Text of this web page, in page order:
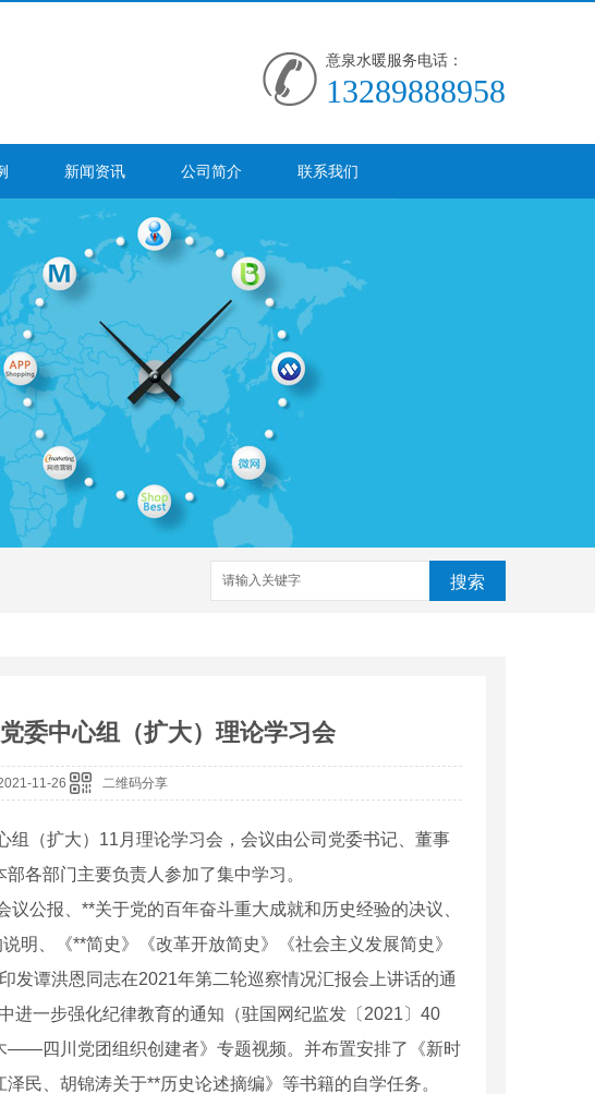
意泉水暖服务电话：
13289888958
新闻资讯 公司简介 联系我们
搜索
委中心组（扩大）理论学习会
11-26 二维码分享
（扩大）11月理论学习会，会议由公司党委书记、董事
各部门主要负责人参加了集中学习。
公报、**关于党的百年奋斗重大成就和历史经验的决议、
明、《**简史》《改革开放简史》《社会主义发展简史》
发谭洪恩同志在2021年第二轮巡察情况汇报会上讲话的通
进一步强化纪律教育的通知（驻国网纪监发〔2021〕40
——四川党团组织创建者》专题视频。并布置安排了《新时
民、胡锦涛关于**历史论述摘编》等书籍的自学任务。